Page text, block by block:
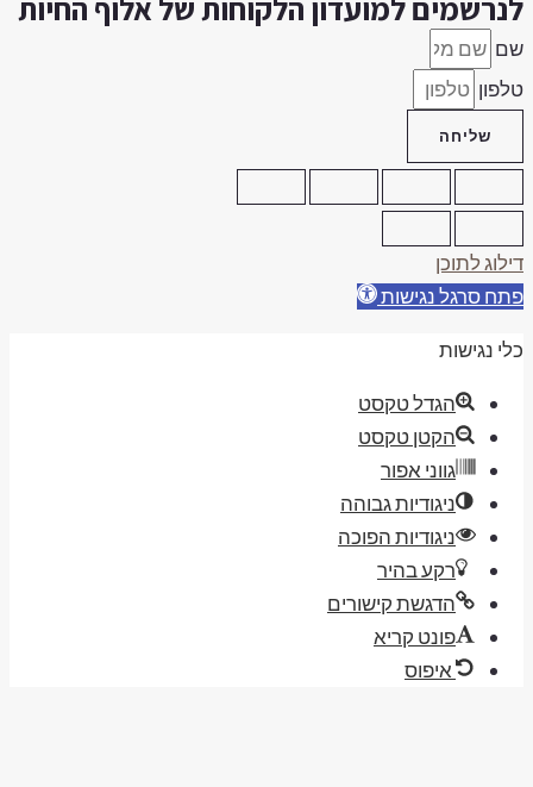
למועדון הלקוחות של אלוף החיות
שליחה
לתוכן
סרגל נגישות
נגישות
הגדל טקסט
הקטן טקסט
גווני אפור
ניגודיות גבוהה
ניגודיות הפוכה
רקע בהיר
הדגשת קישורים
פונט קריא
איפוס